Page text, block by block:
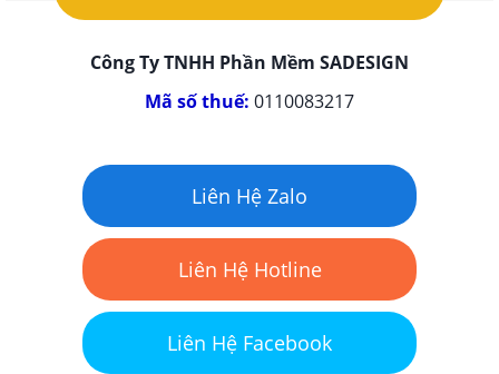
Công Ty TNHH Phần Mềm SADESIGN
Mã số thuế: 0110083217
Liên Hệ Zalo
Liên Hệ Hotline
Liên Hệ Facebook